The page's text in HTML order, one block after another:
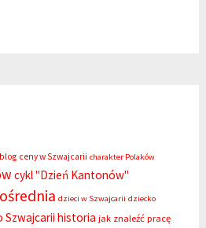
blog ceny w Szwajcarii charakter Polaków
cykl "Dzień Kantonów"
dzieci w Szwajcarii dziecko
Szwajcarii historia jak znaleźć pracę